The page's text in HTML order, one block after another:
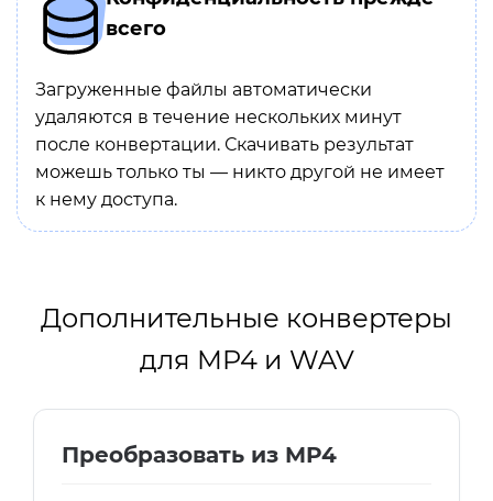
всего
Загруженные файлы автоматически
удаляются в течение нескольких минут
после конвертации. Скачивать результат
можешь только ты — никто другой не имеет
к нему доступа.
Дополнительные конвертеры
для MP4 и WAV
Преобразовать из MP4